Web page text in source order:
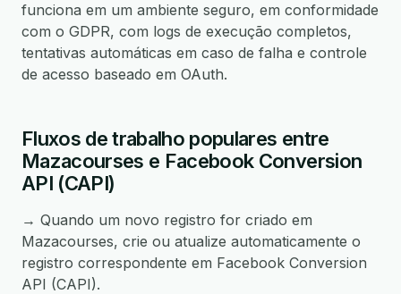
funciona em um ambiente seguro, em conformidade
com o GDPR, com logs de execução completos,
tentativas automáticas em caso de falha e controle
de acesso baseado em OAuth.
Fluxos de trabalho populares entre
Mazacourses e Facebook Conversion
API (CAPI)
→ Quando um novo registro for criado em
Mazacourses, crie ou atualize automaticamente o
registro correspondente em Facebook Conversion
API (CAPI).